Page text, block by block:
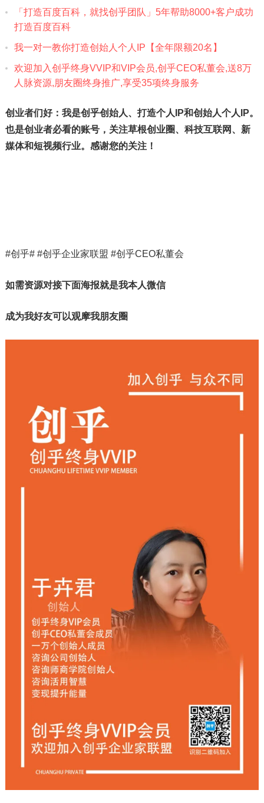
「打造百度百科，就找创乎团队」5年帮助8000+客户成功
打造百度百科
我一对一教你打造创始人个人IP【全年限额20名】
欢迎加入创乎终身VVIP和VIP会员,创乎CEO私董会,送8万
人‮脉‬资源,朋友圈终身推广,享受35项终身服务‎
创业者们好：我是创乎创始人、打造个人IP和创始人个人IP。
也是创业者必看的账号，关注草根创业圈、科技互联网、新
媒体和短视频行业。感谢您的关注！
#创乎# #创乎企业家联盟 #创乎CEO私董会
如需资源对接下面海报就是我本人微信
成为我好友可以观摩我朋友圈